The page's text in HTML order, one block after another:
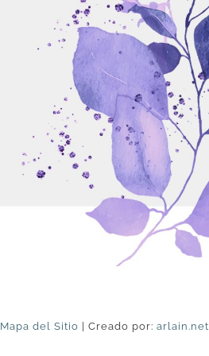
Mapa del Sitio | Creado por: arlain.net